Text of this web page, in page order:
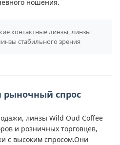
ношения.
контактные линзы, линзы
стабильного зрения
рыночный спрос
линзы Wild Oud Coffee
и розничных торговцев,
с высоким спросом.Они